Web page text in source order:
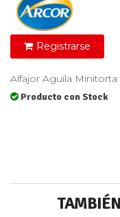
Registrarse
Alfajor Aguila Minitorta
Producto con Stock